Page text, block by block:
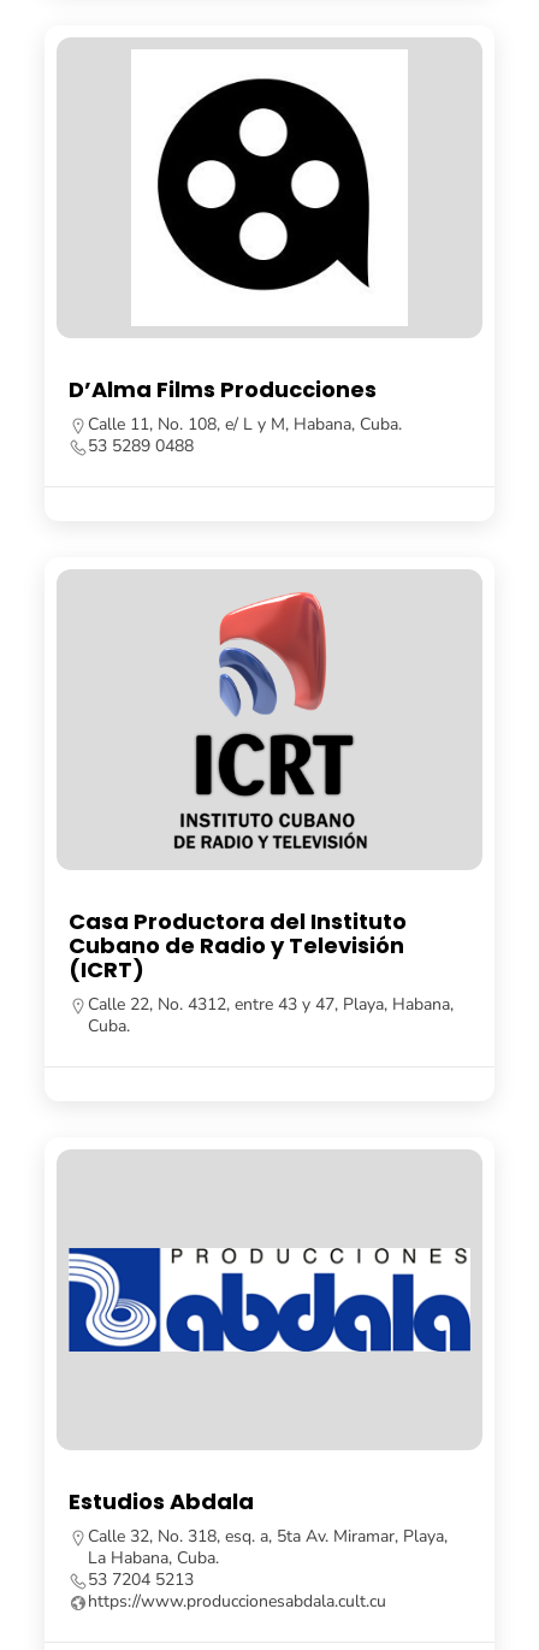
D’Alma Films Producciones
Calle 11, No. 108, e/ L y M, Habana, Cuba.
53 5289 0488
Casa Productora del Instituto
Cubano de Radio y Televisión
(ICRT)
Calle 22, No. 4312, entre 43 y 47, Playa, Habana,
Cuba.
Estudios Abdala
Calle 32, No. 318, esq. a, 5ta Av. Miramar, Playa,
La Habana, Cuba.
53 7204 5213
https://www.produccionesabdala.cult.cu